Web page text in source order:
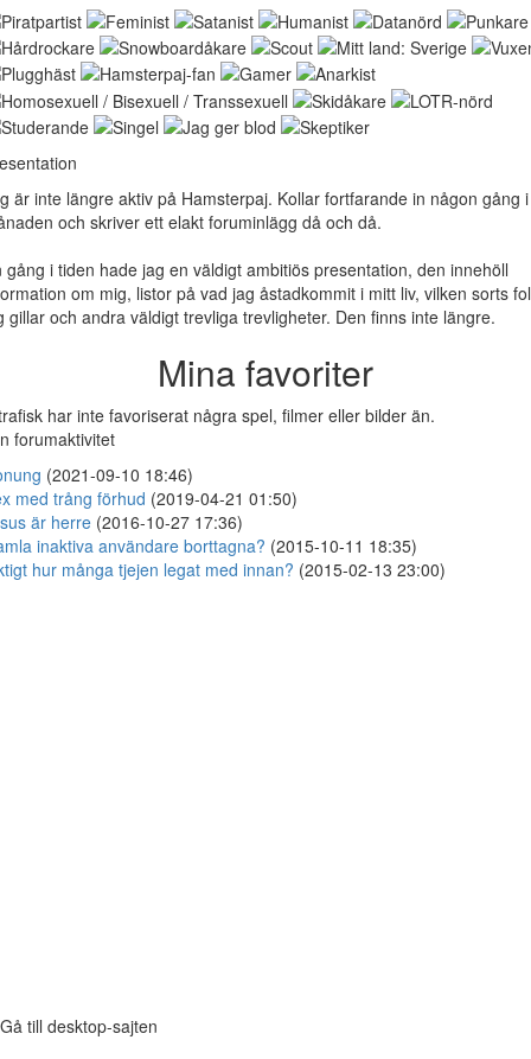
är inte längre aktiv på Hamsterpaj. Kollar fortfarande in någon gång i
och skriver ett elakt foruminlägg då och då.
gång i tiden hade jag en väldigt ambitiös presentation, den innehöll
om mig, listor på vad jag åstadkommit i mitt liv, vilken sorts
gillar och andra väldigt trevliga trevligheter. Den finns inte längre.
Mina favoriter
har inte favoriserat några spel, filmer eller bilder än.
forumaktivitet
(2021-09-10 18:46)
med trång förhud (2019-04-21 01:50)
är herre (2016-10-27 17:36)
inaktiva användare borttagna? (2015-10-11 18:35)
hur många tjejen legat med innan? (2015-02-13 23:00)
Gå till desktop-sajten